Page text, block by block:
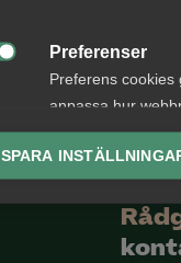
Preferenser
Preferens
anpassa hur
lagring av vald
Analys-cookies
information om
SPARA